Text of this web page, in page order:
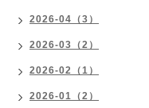
2026-04（3）
2026-03（2）
2026-02（1）
2026-01（2）